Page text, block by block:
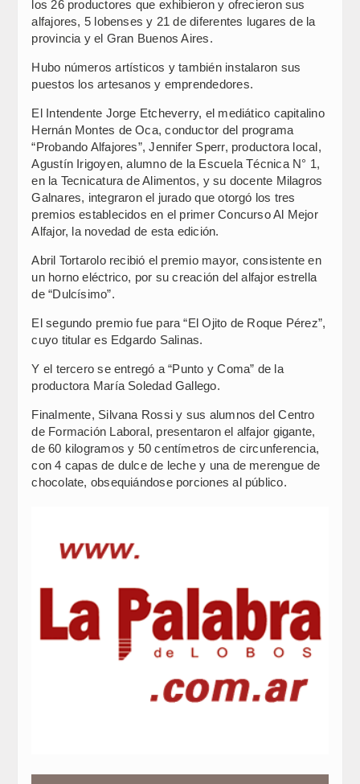
los 26 productores que exhibieron y ofrecieron sus
alfajores, 5 lobenses y 21 de diferentes lugares de la
provincia y el Gran Buenos Aires.
Hubo números artísticos y también instalaron sus
puestos los artesanos y emprendedores.
El Intendente Jorge Etcheverry, el mediático capitalino
Hernán Montes de Oca, conductor del programa
“Probando Alfajores”, Jennifer Sperr, productora local,
Agustín Irigoyen, alumno de la Escuela Técnica N° 1,
en la Tecnicatura de Alimentos, y su docente Milagros
Galnares, integraron el jurado que otorgó los tres
premios establecidos en el primer Concurso Al Mejor
Alfajor, la novedad de esta edición.
Abril Tortarolo recibió el premio mayor, consistente en
un horno eléctrico, por su creación del alfajor estrella
de “Dulcísimo”.
El segundo premio fue para “El Ojito de Roque Pérez”,
cuyo titular es Edgardo Salinas.
Y el tercero se entregó a “Punto y Coma” de la
productora María Soledad Gallego.
Finalmente, Silvana Rossi y sus alumnos del Centro
de Formación Laboral, presentaron el alfajor gigante,
de 60 kilogramos y 50 centímetros de circunferencia,
con 4 capas de dulce de leche y una de merengue de
chocolate, obsequiándose porciones al público.